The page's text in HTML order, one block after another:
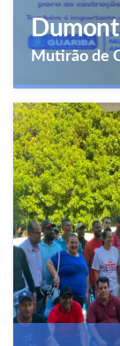
Mutirão de